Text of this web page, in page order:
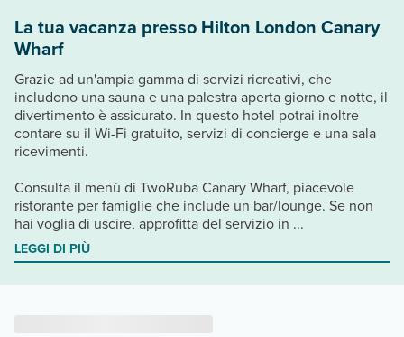
La tua vacanza presso Hilton London Canary
Wharf
Grazie ad un'ampia gamma di servizi ricreativi, che
includono una sauna e una palestra aperta giorno e notte, il
divertimento è assicurato. In questo hotel potrai inoltre
contare su il Wi-Fi gratuito, servizi di concierge e una sala
ricevimenti.
Consulta il menù di TwoRuba Canary Wharf, piacevole
ristorante per famiglie che include un bar/lounge. Se non
hai voglia di uscire, approfitta del servizio in ...
LEGGI DI PIÙ